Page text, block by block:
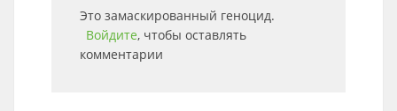
Это замаскированный геноцид.
Войдите, чтобы оставлять
комментарии